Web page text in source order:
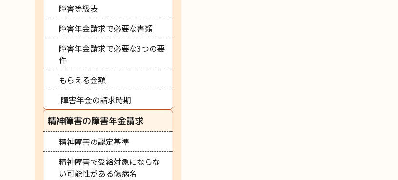
障害等級表
障害年金請求で必要な書類
障害年金請求で必要な3つの要
件
もらえる金額
障害年金の請求時期
精神障害の障害年金請求
精神障害の認定基準
精神障害で受給対象にならな
い可能性がある傷病名